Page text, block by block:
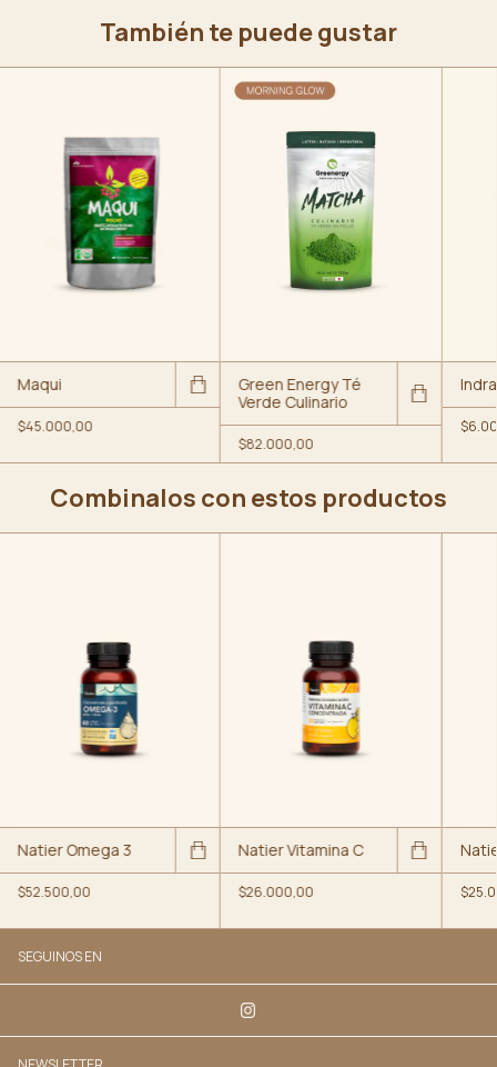
También te puede gustar
Maqui
$45.000,00
Green Energy Té
Verde Culinario
$82.000,00
Combinalos con estos productos
Natier Omega 3
$52.500,00
Natier Vitamina C
$26.000,00
SEGUINOS EN